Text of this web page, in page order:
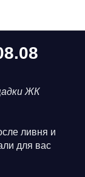
ЖК
ливня и
для вас